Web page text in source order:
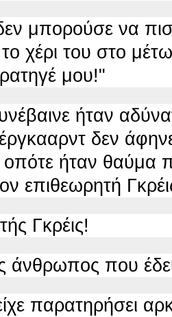
μπορούσε να
χέρι του στο
μου!"
ήταν
δεν
οπότε ήταν
επιθεωρητή
Γκρέις!
άνθρωπος που
παρατηρήσει